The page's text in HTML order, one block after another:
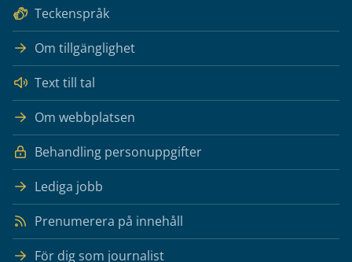
Teckenspråk
Om tillgänglighet
Text till tal
Om webbplatsen
Behandling personuppgifter
Lediga jobb
Prenumerera på innehåll
För dig som journalist